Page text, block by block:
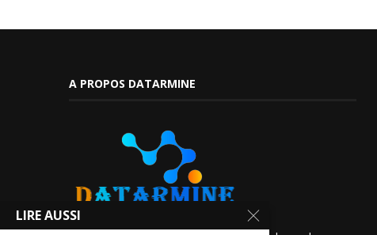
A PROPOS DATARMINE
LIRE AUSSI